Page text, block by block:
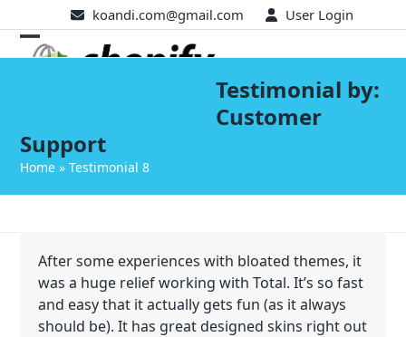
to
content
koandi.com@gmail.com User Login
Open
Close
Testimonial by:
Customer
Support
Home »Testimonial 8
After some experiences with bloated themes, it
was a huge relief working with Total. It’s so fast
and easy that it actually gets fun (as it always
should be). It has great designed skins right out